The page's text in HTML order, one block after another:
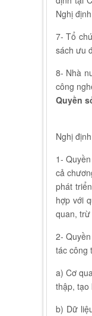
Nghị
7- Tổ
sách ưu
8- Nhà
công
Quyền
Nghị
1-
cả
phát
hợp với
quan,
2-
tác công
a) Cơ
thập, tạo
b) Dữ